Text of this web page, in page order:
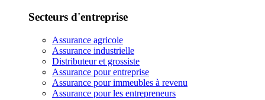
Secteurs d'entreprise
Assurance agricole
Assurance industrielle
Distributeur et grossiste
Assurance pour entreprise
Assurance pour immeubles à revenu
Assurance pour les entrepreneurs